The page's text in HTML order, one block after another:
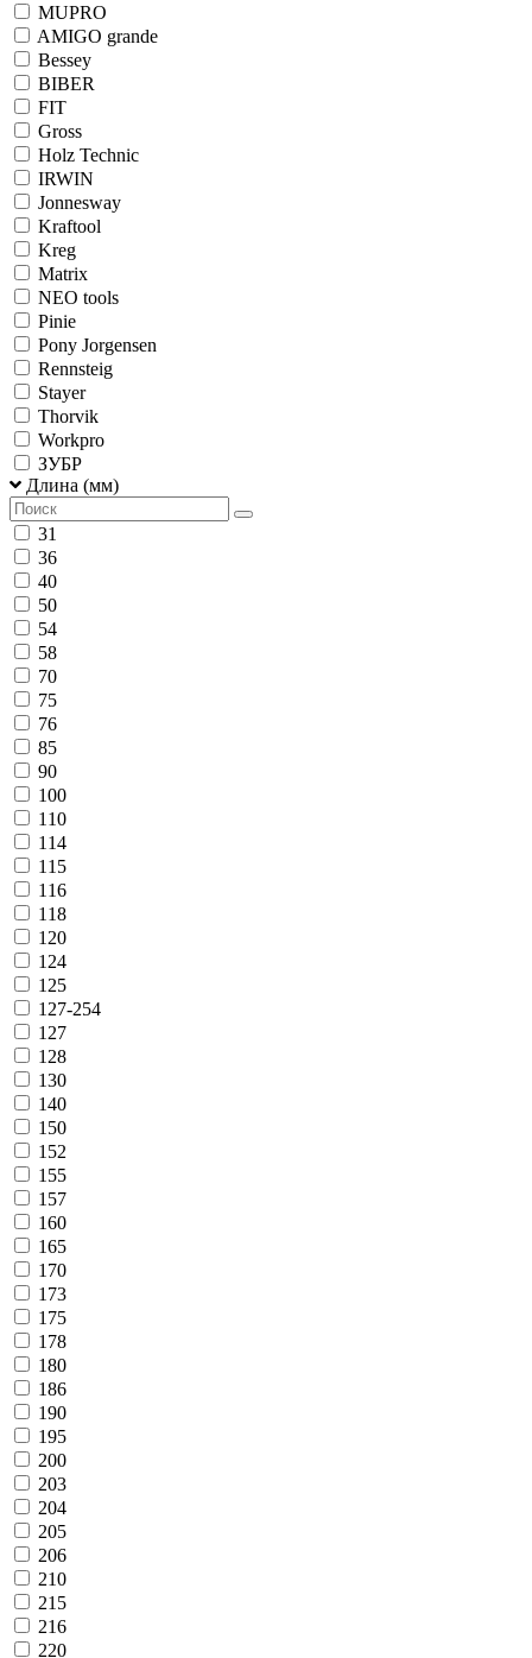
MUPRO
AMIGO grande
Bessey
BIBER
FIT
Gross
Holz Technic
IRWIN
Jonnesway
Kraftool
Kreg
Matrix
NEO tools
Pinie
Pony Jorgensen
Rennsteig
Stayer
Thorvik
Workpro
ЗУБР
Длина (мм)
31
36
40
50
54
58
70
75
76
85
90
100
110
114
115
116
118
120
124
125
127-254
127
128
130
140
150
152
155
157
160
165
170
173
175
178
180
186
190
195
200
203
204
205
206
210
215
216
220